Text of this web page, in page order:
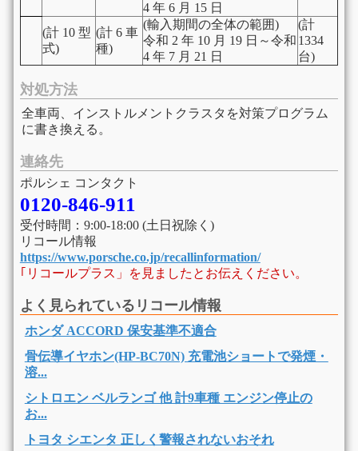
4 年 6 月 15 日
(計 10 型
式)
(計 6 車
種)
(輸入期間の全体の範囲)
令和 2 年 10 月 19 日～令和
4 年 7 月 21 日
(計
1334
台)
対処方法
全車両、インストルメントクラスタを対策プログラム
に書き換える。
連絡先
ポルシェ コンタクト
0120-846-911
受付時間：9:00-18:00 (土日祝除く)
リコール情報
https://www.porsche.co.jp/recallinformation/
｢リコールプラス」を見ましたとお伝えください。
よく見られているリコール情報
ホンダ ACCORD 保安基準不適合
骨伝導イヤホン(HP-BC70N) 充電池ショートで発煙・
溶...
シトロエン ベルランゴ 他 計9車種 エンジン停止の
お...
トヨタ シエンタ 正しく警報されないおそれ